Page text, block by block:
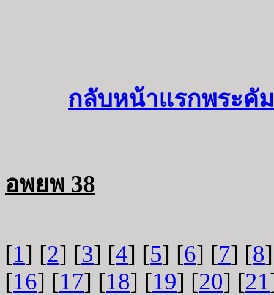
กลับหน้าแรกพระคั
อพยพ 38
[1] [2] [3] [4] [5] [6] [7] [8
[16] [17] [18] [19] [20] [21